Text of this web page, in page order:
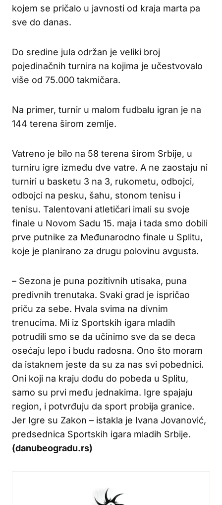
kojem se pričalo u javnosti od kraja marta pa
sve do danas.
Do sredine jula održan je veliki broj
pojedinačnih turnira na kojima je učestvovalo
više od 75.000 takmičara.
Na primer, turnir u malom fudbalu igran je na
144 terena širom zemlje.
Vatreno je bilo na 58 terena širom Srbije, u
turniru igre između dve vatre. A ne zaostaju ni
turniri u basketu 3 na 3, rukometu, odbojci,
odbojci na pesku, šahu, stonom tenisu i
tenisu. Talentovani atletičari imali su svoje
finale u Novom Sadu 15. maja i tada smo dobili
prve putnike za Međunarodno finale u Splitu,
koje je planirano za drugu polovinu avgusta.
– Sezona je puna pozitivnih utisaka, puna
predivnih trenutaka. Svaki grad je ispričao
priču za sebe. Hvala svima na divnim
trenucima. Mi iz Sportskih igara mladih
potrudili smo se da učinimo sve da se deca
osećaju lepo i budu radosna. Ono što moram
da istaknem jeste da su za nas svi pobednici.
Oni koji na kraju dođu do pobeda u Splitu,
samo su prvi među jednakima. Igre spajaju
region, i potvrđuju da sport probija granice.
Jer Igre su Zakon – istakla je Ivana Jovanović,
predsednica Sportskih igara mladih Srbije.
(danubeogradu.rs)